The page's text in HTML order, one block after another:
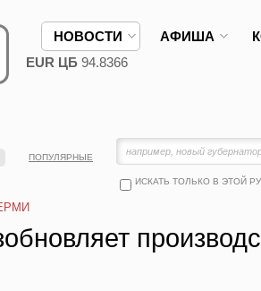
НОВОСТИ АФИША
EUR ЦБ 94.8366
ИСКАТЬ ТОЛЬКО В ЭТОЙ
ПОПУЛЯРНЫЕ